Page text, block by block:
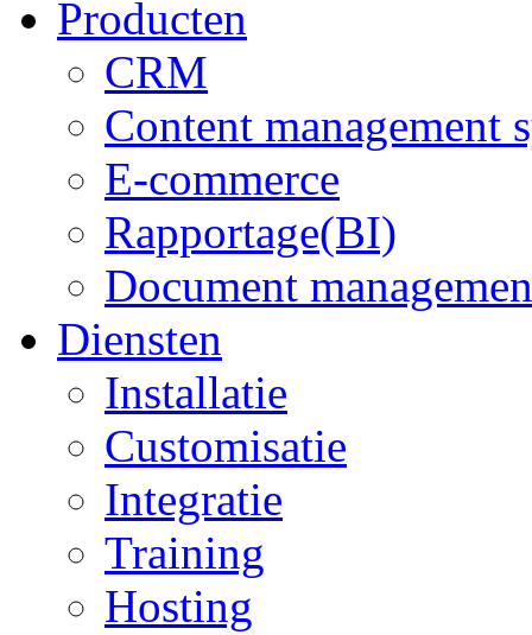
Producten
CRM
Content management
E-commerce
Rapportage(BI)
Document
Diensten
Installatie
Customisatie
Integratie
Training
Hosting